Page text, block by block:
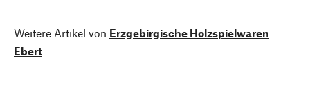
Weitere Artikel von Erzgebirgische Holzspielwaren
Ebert